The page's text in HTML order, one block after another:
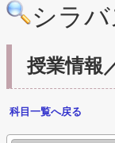
シラ
授業情報
科目一覧へ戻る